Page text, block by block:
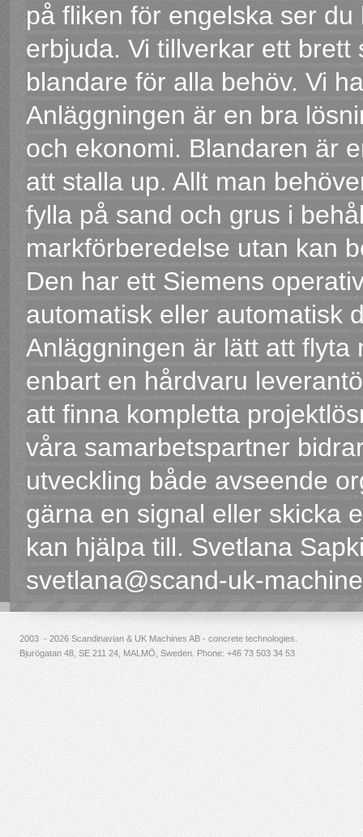
på fliken för engelska ser
erbjuda. Vi tillverkar ett
blandare för alla behöv. Vi
Anläggningen är en bra
och ekonomi. Blandaren är
att stalla up. Allt man
fylla på sand och grus i
markförberedelse utan kan
Den har ett Siemens
automatisk eller automatisk
Anläggningen är lätt att flyta
enbart en hårdvaru
att finna kompletta
våra samarbetspartner
utveckling både avseende
gärna en signal eller skicka
kan hjälpa till. Svetlana
svetlana@scand-uk-
2003 - 2026 Scandinavian & UK Machines AB - concrete technologies.
Bjurögatan 48, SE 211 24, MALMÖ, Sweden. Phone: +46 73 503 34 53